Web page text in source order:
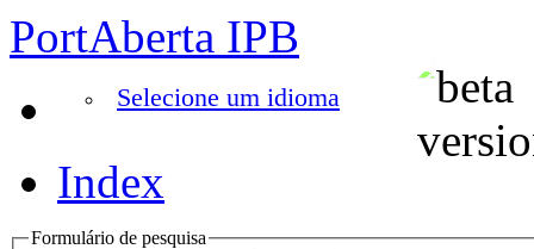
PortAberta IPB
Selecione um idioma
Index
Formulário de pesquisa